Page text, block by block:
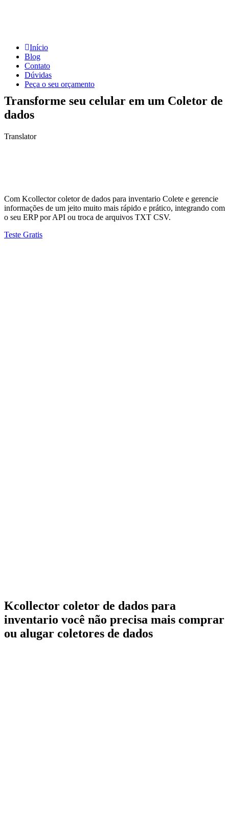
Início
Blog
Contato
Dúvidas
Peça o seu orçamento
Transforme seu celular em um Coletor de
dados
Translator
Com Kcollector coletor de dados para inventario Colete e gerencie
informações de um jeito muito mais rápido e prático, integrando com
o seu ERP por API ou troca de arquivos TXT CSV.
Teste Gratis
Kcollector coletor de dados para
inventario você não precisa mais comprar
ou alugar coletores de dados